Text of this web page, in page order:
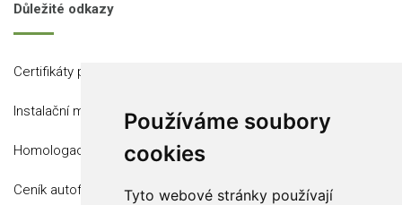
Používáme soubory
cookies
Tyto webové stránky používají
Důležité odkazy
Certifikáty produktů
Instalační místa
Homologace
Ceník autofólií